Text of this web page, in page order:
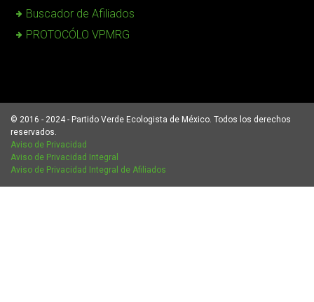
Buscador de Afiliados
PROTOCÓLO VPMRG
© 2016 - 2024 - Partido Verde Ecologista de México. Todos los derechos
reservados.
Aviso de Privacidad
Aviso de Privacidad Integral
Aviso de Privacidad Integral de Afiliados